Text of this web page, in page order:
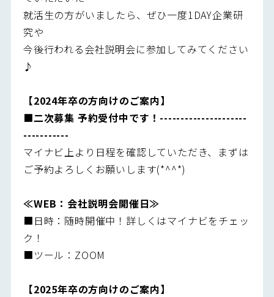
就活生の方がいましたら、ぜひ一度1DAY企業研
究や
今後行われる会社説明会に参加してみてください
♪
【2024年卒の方向けのご案内】
■二次募集 予約受付中です！---------------------
-----------
マイナビ上より日程を確認していただき、まずは
ご予約よろしくお願いします(*^^*)
≪WEB：会社説明会開催日≫
■日時：随時開催中！詳しくはマイナビをチェッ
ク！
■ツール：ZOOM
【2025年卒の方向けのご案内】